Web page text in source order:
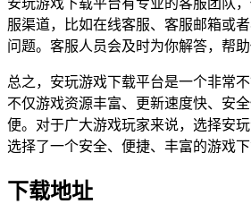
安玩游戏下载平台有专业的客服团队
服渠道，比如在线客服、客服邮箱或
问题。客服人员会及时为你解答，帮助
总之，安玩游戏下载平台是一个非常
不仅游戏资源丰富、更新速度快、安
便。对于广大游戏玩家来说，选择安
选择了一个安全、便捷、丰富的游戏下
下载地址